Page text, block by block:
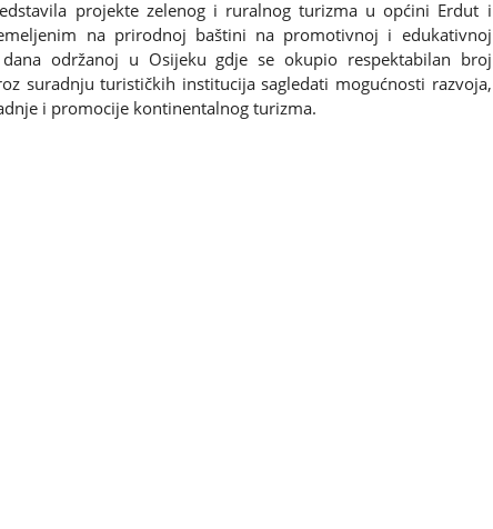
projekte zelenog i ruralnog turizma u općini Erdut i
na prirodnoj baštini na promotivnoj i edukativnoj
održanoj u Osijeku gdje se okupio respektabilan broj
suradnju turističkih institucija sagledati mogućnosti razvoja,
i promocije kontinentalnog turizma.